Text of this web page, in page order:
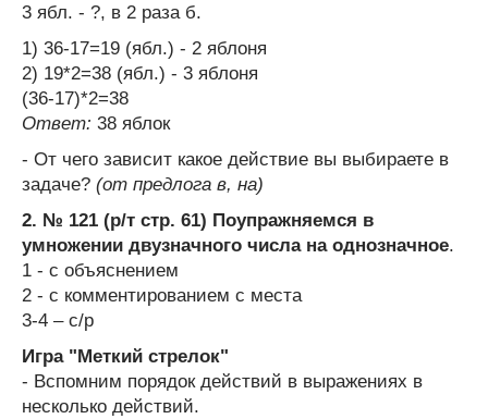
3 ябл. - ?, в 2 раза б.
1) 36-17=19 (ябл.) - 2 яблоня
2) 19*2=38 (ябл.) - 3 яблоня
(36-17)*2=38
Ответ: 38 яблок
- От чего зависит какое действие вы выбираете в
задаче? (от предлога в, на)
2. № 121 (р/т стр. 61) Поупражняемся в
умножении двузначного числа на однозначное.
1 - с объяснением
2 - с комментированием с места
3-4 – с/р
Игра "Меткий стрелок"
- Вспомним порядок действий в выражениях в
несколько действий.